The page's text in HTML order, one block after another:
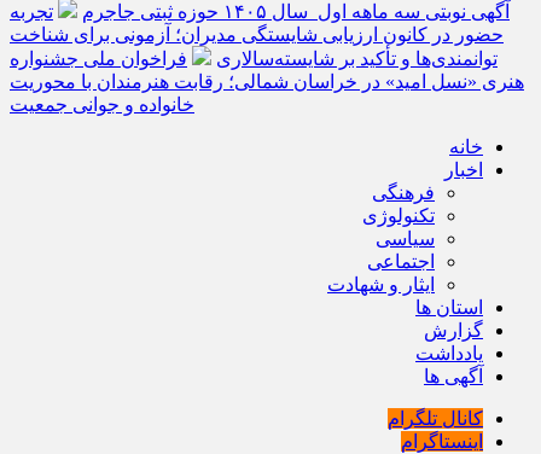
آگهی نوبتی سه ماهه اول سال ۱۴۰۵ حوزه ثبتی جاجرم
تجربه
حضور در کانون ارزیابی شایستگی مدیران؛ آزمونی برای شناخت
توانمندی‌ها و تأکید بر شایسته‌سالاری
فراخوان ملی جشنواره
هنری «نسل امید» در خراسان شمالی؛ رقابت هنرمندان با محوریت
خانواده و جوانی جمعیت
خانه
اخبار
فرهنگی
تکنولوژی
سیاسی
اجتماعی
ایثار و شهادت
استان ها
گزارش
یادداشت
آگهی ها
کانال تلگرام
اینستاگرام